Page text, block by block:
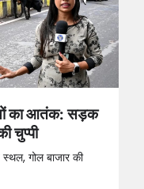
का आतंक: सड़क
चुप्पी
गोल बाजार की